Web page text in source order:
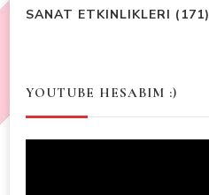
SANAT ETKINLIKLERI (171)
YOUTUBE HESABIM :)